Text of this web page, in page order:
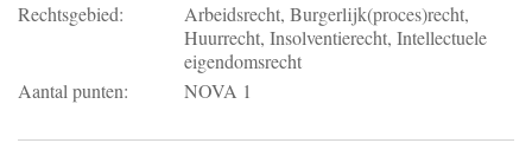
Rechtsgebied:
Arbeidsrecht, Burgerlijk(proces)recht,
Huurrecht, Insolventierecht, Intellectuele
eigendomsrecht
Aantal punten:
NOVA 1